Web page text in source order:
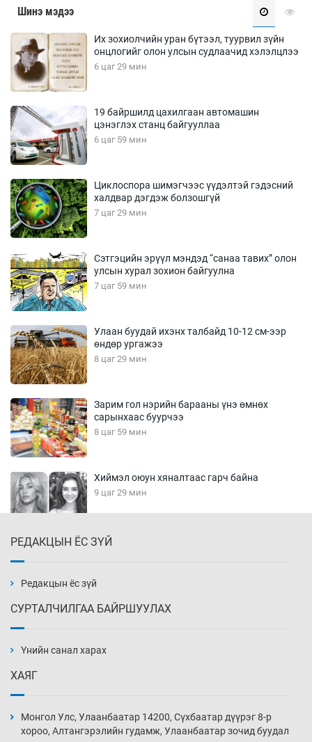
Шинэ мэдээ
Их зохиолчийн уран бүтээл, туурвил зүйн
онцлогийг олон улсын судлаачид хэлэлцлээ
6 цаг 29 мин
19 байршилд цахилгаан автомашин
цэнэглэх станц байгууллаа
6 цаг 59 мин
Циклоспора шимэгчээс үүдэлтэй гэдэсний
халдвар дэгдэж болзошгүй
7 цаг 29 мин
Сэтгэцийн эрүүл мэндэд “санаа тавих” олон
улсын хурал зохион байгуулна
7 цаг 59 мин
Улаан буудай ихэнх талбайд 10-12 см-ээр
өндөр ургажээ
8 цаг 29 мин
Зарим гол нэрийн барааны үнэ өмнөх
сарынхаас буурчээ
8 цаг 59 мин
Хиймэл оюун хяналтаас гарч байна
9 цаг 29 мин
9 цаг 59 мин
нэмэгджээ
10 цаг 29 мин
РЕДАКЦЫН ЁС ЗҮЙ
Редакцын ёс зүй
СУРТАЛЧИЛГАА БАЙРШУУЛАХ
Үнийн санал харах
ХАЯГ
Монгол Улс, Улаанбаатар 14200, Сүхбаатар дүүрэг 8-р
хороо, Алтангэрэлийн гудамж, Улаанбаатар зочид буудал